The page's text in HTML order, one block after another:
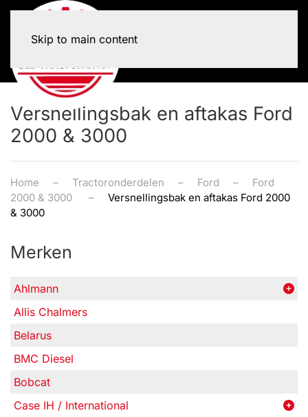
Skip to main content
Versnellingsbak en aftakas Ford
2000 & 3000
Home Tractoronderdelen Ford
Ford
2000 & 3000
Versnellingsbak en aftakas Ford 2000
& 3000
Merken
Ahlmann
Allis Chalmers
Belarus
BMC Diesel
Bobcat
Case IH / International